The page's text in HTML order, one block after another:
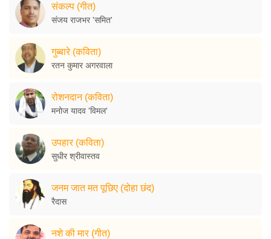
संकल्प (गीत)
संजय राजभर 'समित'
गुब्बारे (कविता)
रतन कुमार अगरवाला
रोशनदान (कविता)
मनोज यादव 'विमल'
उपहार (कविता)
सुधीर श्रीवास्तव
जनम जात मत पूछिए (दोहा छंद)
रैदास
नशे की मार (गीत)